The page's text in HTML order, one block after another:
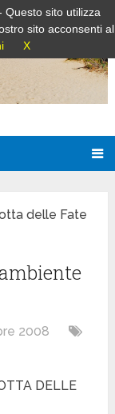
delle Fate
2008
DELLE
Questo sito utilizza
sito acconsenti al
X